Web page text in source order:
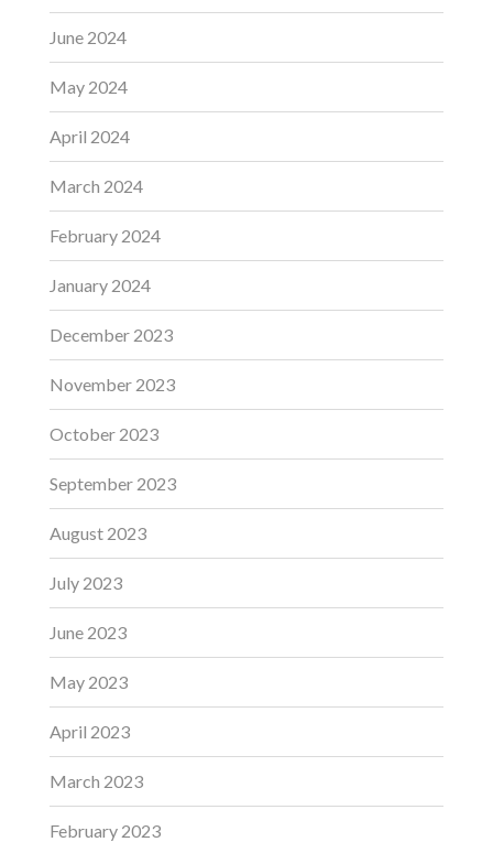
June 2024
May 2024
April 2024
March 2024
February 2024
January 2024
December 2023
November 2023
October 2023
September 2023
August 2023
July 2023
June 2023
May 2023
April 2023
March 2023
February 2023